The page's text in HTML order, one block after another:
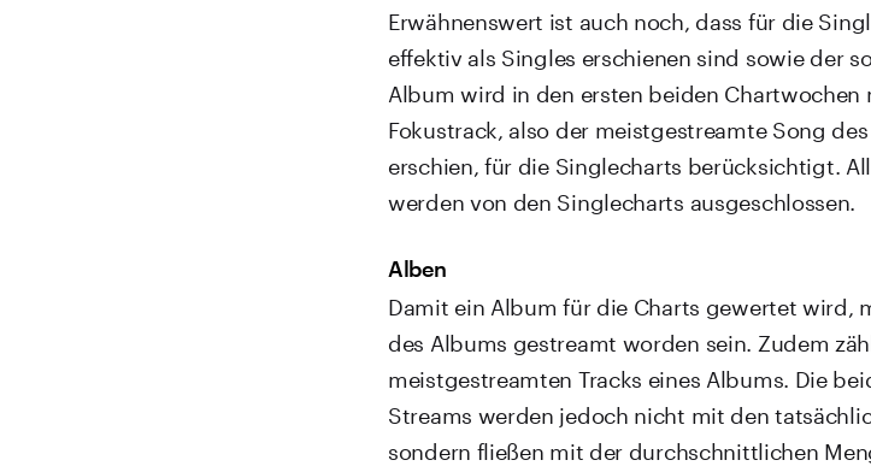
Erwähnenswert ist auch noch, dass für die
effektiv als Singles erschienen sind sowie der
Album wird in den ersten beiden Chartwochen
Fokustrack, also der meistgestreamte Song
erschien, für die Singlecharts berücksichtigt.
werden von den Singlecharts ausgeschlossen.
Alben
Damit ein Album für die Charts gewertet wird,
des Albums gestreamt worden sein. Zudem
meistgestreamten Tracks eines Albums. Die
Streams werden jedoch nicht mit den
sondern fließen mit der durchschnittlichen